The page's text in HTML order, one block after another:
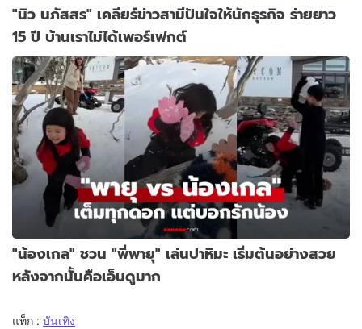
"นิว นภัสสร" เคลียร์ข่าวสามีปันใจให้นักธุรกิจ ร่ายยาว
15 ปี บ้านเราไม่ได้เพอร์เฟกต์
"น้องเกล" ชวน "พี่พายุ" เล่นปาหิมะ เริ่มต้นอย่างสวย
หลังจากนั้นคือเอ็นดูมาก
แท็ก : บันเทิง